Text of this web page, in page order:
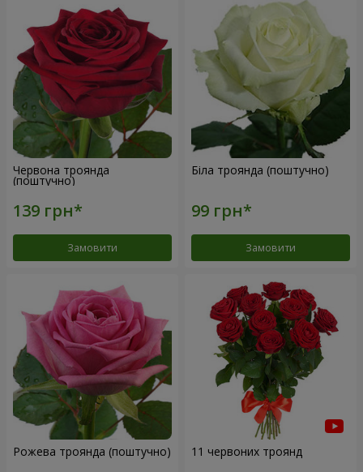
Червона троянда
(поштучно)
Замовити
Біла троянда (поштучно)
Замовити
Рожева троянда (поштучно) 11 червоних троянд